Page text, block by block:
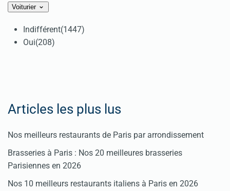
Voiturier
Indifférent(1447)
Oui(208)
Articles les plus lus
Nos meilleurs restaurants de Paris par arrondissement
Brasseries à Paris : Nos 20 meilleures brasseries
Parisiennes en 2026
Nos 10 meilleurs restaurants italiens à Paris en 2026